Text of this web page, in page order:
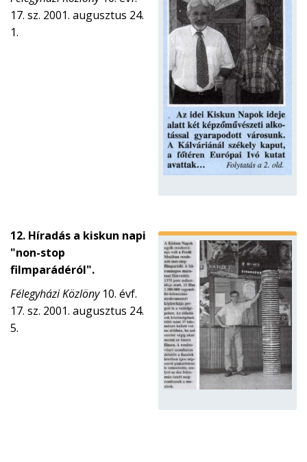
17. sz. 2001. augusztus 24.
1.
12. Híradás a kiskun napi
"non-stop
filmparádéról".
Félegyházi Közlöny10. évf.
17. sz. 2001. augusztus 24.
5.